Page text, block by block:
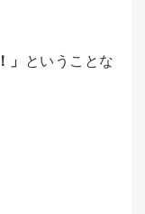
」
ということな